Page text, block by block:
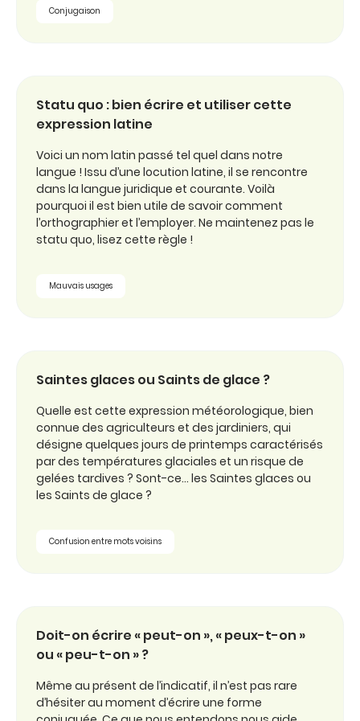
Conjugaison
Statu quo : bien écrire et utiliser cette
expression latine
Voici un nom latin passé tel quel dans notre
langue ! Issu d’une locution latine, il se rencontre
dans la langue juridique et courante. Voilà
pourquoi il est bien utile de savoir comment
l’orthographier et l’employer. Ne maintenez pas le
statu quo, lisez cette règle !
Mauvais usages
Saintes glaces ou Saints de glace ?
Quelle est cette expression météorologique, bien
connue des agriculteurs et des jardiniers, qui
désigne quelques jours de printemps caractérisés
par des températures glaciales et un risque de
gelées tardives ? Sont-ce… les Saintes glaces ou
les Saints de glace ?
Confusion entre mots voisins
Doit-on écrire « peut-on », « peux-t-on »
ou « peu-t-on » ?
Même au présent de l’indicatif, il n’est pas rare
d’hésiter au moment d’écrire une forme